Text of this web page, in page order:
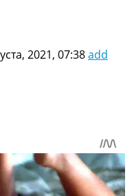
2021, 07:38add